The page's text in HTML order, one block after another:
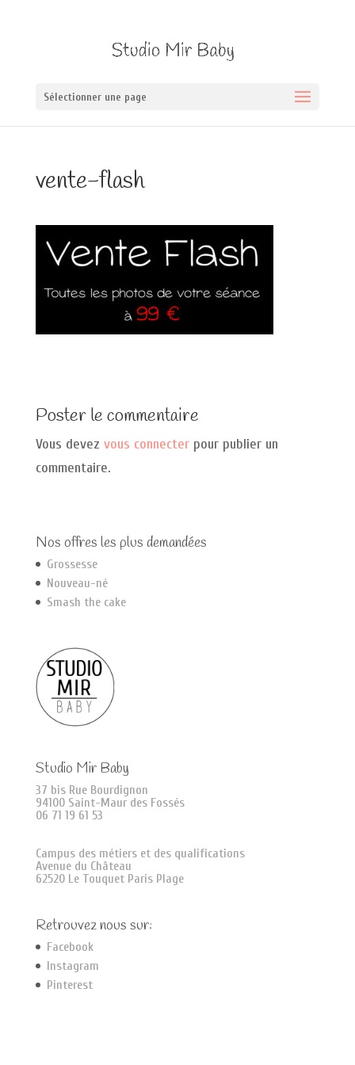
Sélectionner une page
vente-flash
Poster le commentaire
Vous devez vous connecterpour publier un
commentaire.
Nos offres les plus demandées
Grossesse
Nouveau-né
Smash the cake
Studio Mir Baby
37 bis Rue Bourdignon
94100 Saint-Maur des Fossés
06 71 19 61 53
Campus des métiers et des qualifications
Avenue du Château
62520 Le Touquet Paris Plage
Retrouvez nous sur:
Facebook
Instagram
Pinterest